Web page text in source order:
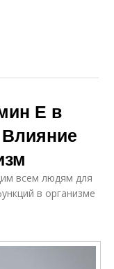
Е в
всем людям для
в организме